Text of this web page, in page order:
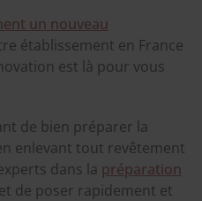
un nouveau
établissement en France
est là pour vous
de bien préparer la
enlevant tout revêtement
dans la préparation
de poser rapidement et